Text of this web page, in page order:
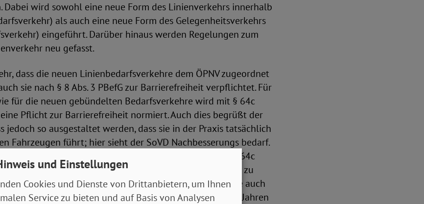
Dabei wird sowohl eine neue Form des Linienverkehrs innerhalb
als auch eine neue Form des Gelegenheitsverkehrs
eingeführt. Darüber hinaus werden Regelungen zum
neu gefasst.
dass die neuen Linienbedarfsverkehre dem ÖPNV zugeordnet
sie nach § 8 Abs. 3 PBefG zur Barrierefreiheit verpflichtet. Für
für die neuen gebündelten Bedarfsverkehre wird mit § 64c
Pflicht zur Barrierefreiheit normiert. Auch dies begrüßt der
jedoch so ausgestaltet werden, dass sie in der Praxis tatsächlich
Fahrzeugen führt; hier sieht der SoVD Nachbesserungs bedarf.
Standards der Barrierefreiheit für die Fahrzeuge nach § 64c
um Rechtssicherheit für Kunden wie für Unternehmer zu
gewährleistet werden, dass die barrierefreien Fahrzeuge auch
werden können. Die Neuregelung sollte nach 5 Jahren
und Einstellungen
Cookies und Dienste von Drittanbietern, um Ihnen
Service zu bieten und auf Basis von Analysen